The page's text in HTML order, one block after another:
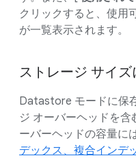
クリックすると、使用
が一覧表示されます。
ストレージ サイ
Datastore モードに保
ジ オーバーヘッドを
ーバーヘッドの容量に
デックス、複合インデ